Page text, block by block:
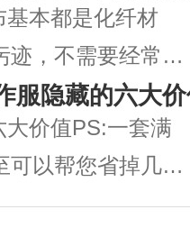
无论做什么事情之
现在很多企业也是
工作服，就连超
本都是化纤材
迹，不需要经常去
洗，但也不能不
一般都是由：PU
胶制成的，它能
透气等功能，但是
服隐藏的六大
价值PS:一套满
可以帮您省掉几十
，关于企业是否需